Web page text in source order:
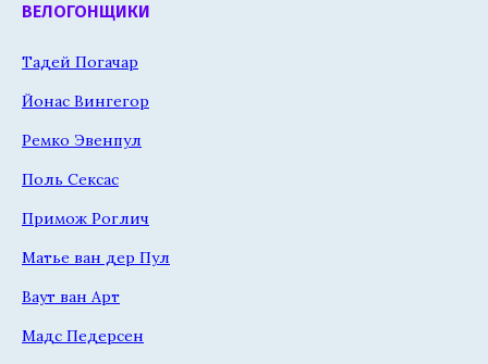
ВЕЛОГОНЩИКИ
Тадей Погачар
Йонас Вингегор
Ремко Эвенпул
Поль Сексас
Примож Роглич
Матье ван дер Пул
Ваут ван Арт
Мадс Педерсен